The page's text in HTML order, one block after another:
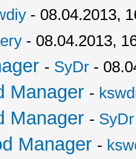
- 08.04.2013,
- 08.04.2013,
- SyDr -
Manager -
Manager - SyDr
Manager -